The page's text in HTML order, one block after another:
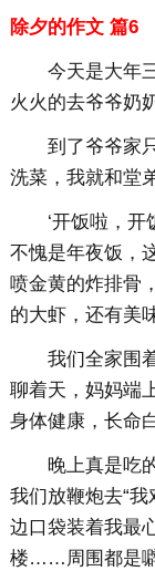
除夕的作文 篇6
今天是大年
火火的去爷爷奶
到了爷爷家
洗菜，我就和堂
‘开饭啦，开
不愧是年夜饭，
喷金黄的炸排骨
的大虾，还有
我们全家围
聊着天，妈妈端
身体健康，长命
晚上真是吃
我们放鞭炮去“
边口袋装着我最
楼……周围都是噼